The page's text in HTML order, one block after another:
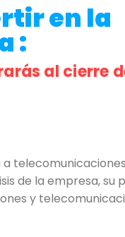
en la
:
al cierre
de la empresa,
y